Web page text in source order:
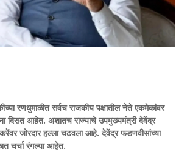
रणधुमाळीत सर्वच राजकीय पक्षातील नेते एकमेकांवर
दिसत आहेत. अशातच राज्याचे उपमुख्यमंत्री देवेंद्र
जोरदार हल्ला चढवला आहे. देवेंद्र फडणवीसांच्या
चर्चा रंगल्या आहेत.